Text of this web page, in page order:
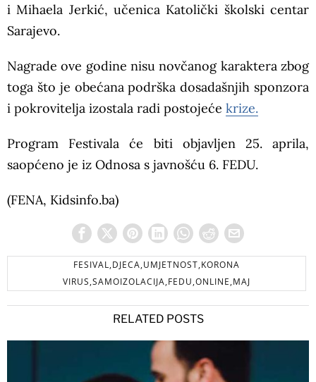
i Mihaela Jerkić, učenica Katolički školski centar
Sarajevo.
Nagrade ove godine nisu novčanog karaktera zbog
toga što je obećana podrška dosadašnjih sponzora
i pokrovitelja izostala radi postojeće krize.
Program Festivala će biti objavljen 25. aprila,
saopćeno je iz Odnosa s javnošću 6. FEDU.
(FENA, Kidsinfo.ba)
FESIVAL,DJECA,UMJETNOST,KORONA
VIRUS,SAMOIZOLACIJA,FEDU,ONLINE,MAJ
RELATED POSTS